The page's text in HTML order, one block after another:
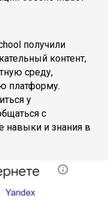
получили
контент,
среду,
платформу.
у
с
навыки и знания в